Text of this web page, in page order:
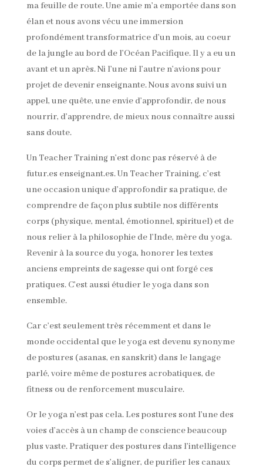
ma feuille de route. Une amie m’a emportée dans son
élan et nous avons vécu une immersion
profondément transformatrice d’un mois, au coeur
de la jungle au bord de l’Océan Pacifique. Il y a eu un
avant et un après. Ni l’une ni l’autre n’avions pour
projet de devenir enseignante. Nous avons suivi un
appel, une quête, une envie d’approfondir, de nous
nourrir, d’apprendre, de mieux nous connaître aussi
sans doute.
Un Teacher Training n’est donc pas réservé à de
futur.es enseignant.es. Un Teacher Training, c’est
une occasion unique d’approfondir sa pratique, de
comprendre de façon plus subtile nos différents
corps (physique, mental, émotionnel, spirituel) et de
nous relier à la philosophie de l’Inde, mère du yoga.
Revenir à la source du yoga, honorer les textes
anciens empreints de sagesse qui ont forgé ces
pratiques. C’est aussi étudier le yoga dans son
ensemble.
Car c’est seulement très récemment et dans le
monde occidental que le yoga est devenu synonyme
de postures (asanas, en sanskrit) dans le langage
parlé, voire même de postures acrobatiques, de
fitness ou de renforcement musculaire.
Or le yoga n’est pas cela. Les postures sont l’une des
voies d’accès à un champ de conscience beaucoup
plus vaste. Pratiquer des postures dans l’intelligence
du corps permet de s’aligner, de purifier les canaux